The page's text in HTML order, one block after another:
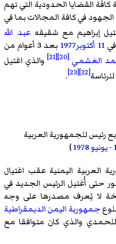
القضايا الحدودية التي تهم
في كافة المجالات بما في
إبراهيم مع شقيقهعبد الله
في 11 أكتوبر 1977
بعد 3 أعوام من
الغشمي [20]
[21]
والذي اغتيل
[22]
[23]
.
رئيس للجمهورية العربية
-يونيو1978
)
العربية اليمنية عقب اغتيال
حتى أُغتيل الرئيس الجديد في
لا يُعرف مصدرها على وجه
جمهورية اليمن الديمقراطية
والذي كان متوافقا مع